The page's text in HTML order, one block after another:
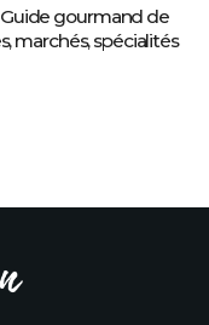
Guide gourmand de
marchés, spécialités